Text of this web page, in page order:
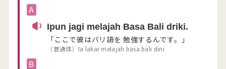
A
Ipun jagi melajah Basa Bali driki.
「ここで彼はバリ語を 勉強するんです。」
（普通体）Ia lakar melajah basa bali dini
B